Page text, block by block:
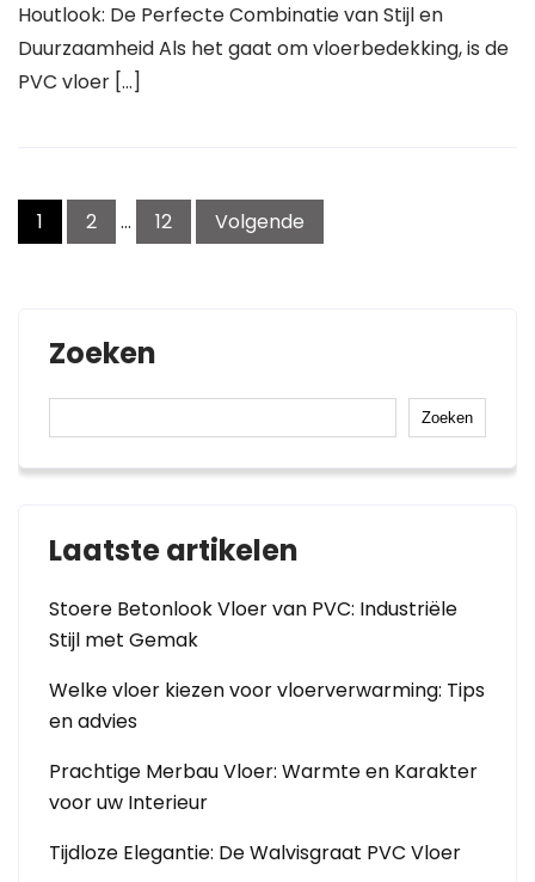
Houtlook: De Perfecte Combinatie van Stijl en
Duurzaamheid Als het gaat om vloerbedekking, is de
PVC vloer […]
Berichtnavigatie
1 2 … 12 Volgende
Zoeken
Zoeken
Laatste artikelen
Stoere Betonlook Vloer van PVC: Industriële
Stijl met Gemak
Welke vloer kiezen voor vloerverwarming: Tips
en advies
Prachtige Merbau Vloer: Warmte en Karakter
voor uw Interieur
Tijdloze Elegantie: De Walvisgraat PVC Vloer